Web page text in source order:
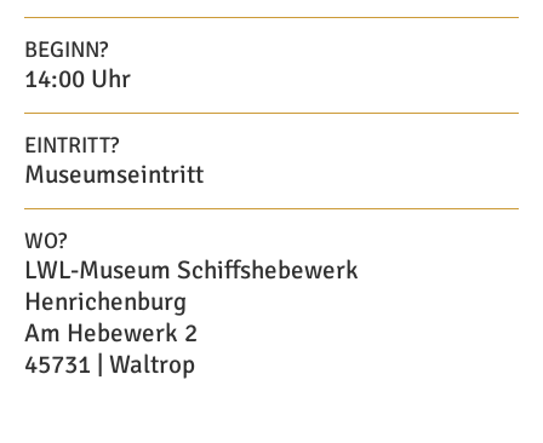
BEGINN?
14:00 Uhr
EINTRITT?
Museumseintritt
WO?
LWL-Museum Schiffshebewerk
Henrichenburg
Am Hebewerk 2
45731 | Waltrop